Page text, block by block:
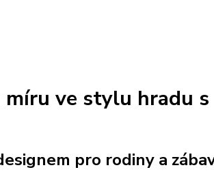
ve stylu hradu s
pro rodiny a